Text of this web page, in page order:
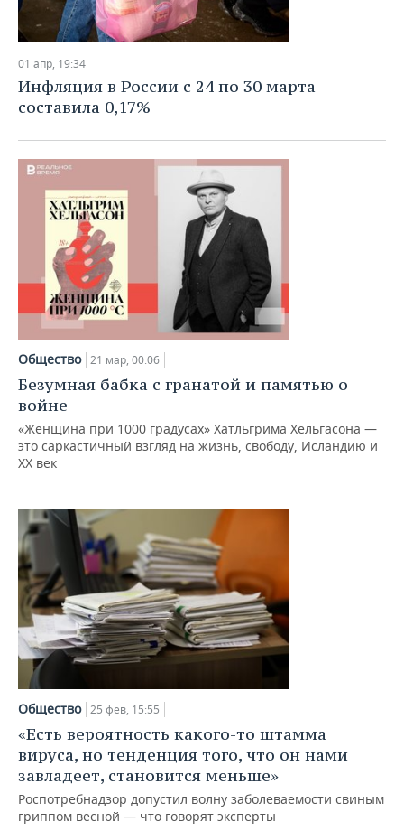
01 апр, 19:34
Инфляция в России с 24 по 30 марта
составила 0,17%
Общество 21 мар, 00:06
Безумная бабка с гранатой и памятью о
войне
«Женщина при 1000 градусах» Хатльгрима Хельгасона —
это саркастичный взгляд на жизнь, свободу, Исландию и
XX век
Общество 25 фев, 15:55
«Есть вероятность какого-то штамма
вируса, но тенденция того, что он нами
завладеет, становится меньше»
Роспотребнадзор допустил волну заболеваемости свиным
гриппом весной — что говорят эксперты